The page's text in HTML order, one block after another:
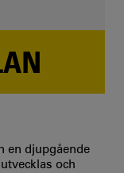
en djupgående
och